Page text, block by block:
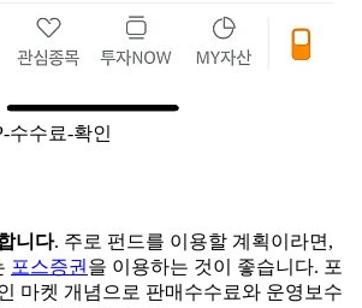
수수료-확인
니다. 주로 펀드를 이용할 계획이라면,
포스증권 을 이용하는 것이 좋습니다. 포
마켓 개념으로 판매수수료와 운영보수